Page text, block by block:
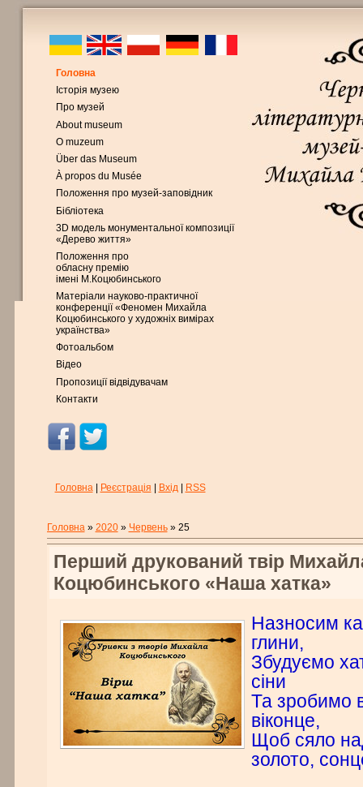
Головна
Історія музею
Про музей
About museum
O muzeum
Über das Museum
À propos du Musée
Положення про музей-заповідник
Бібліотека
3D модель монументальної композиції
«Дерево життя»
Положення про
обласну премію
імені М.Коцюбинського
Матеріали науково-практичної
конференції «Феномен Михайла
Коцюбинського у художніх вимірах
українства»
Фотоальбом
Відео
Пропозиції відвідувачам
Контакти
Головна| Реєстрація Вхід| RSS
Головна» 2020 » Червень » 25
Перший друкований твір
Коцюбинського «Наша хатка»
Назносим
глини,
Збудуємо
сіни
Та зробимо
віконце,
Щоб сяло
золото,